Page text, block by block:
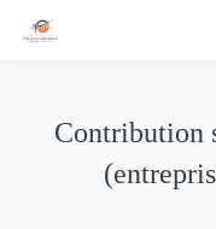
Contribution